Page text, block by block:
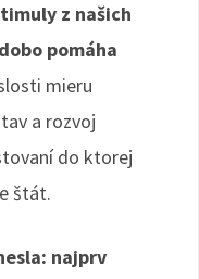
z našich
pomáha
mieru
a rozvoj
do ktorej
štát.
najprv